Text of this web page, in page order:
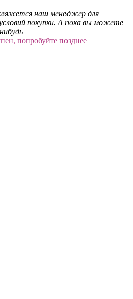
наш менеджер для
покупки. А пока вы можете
попробуйте позднее